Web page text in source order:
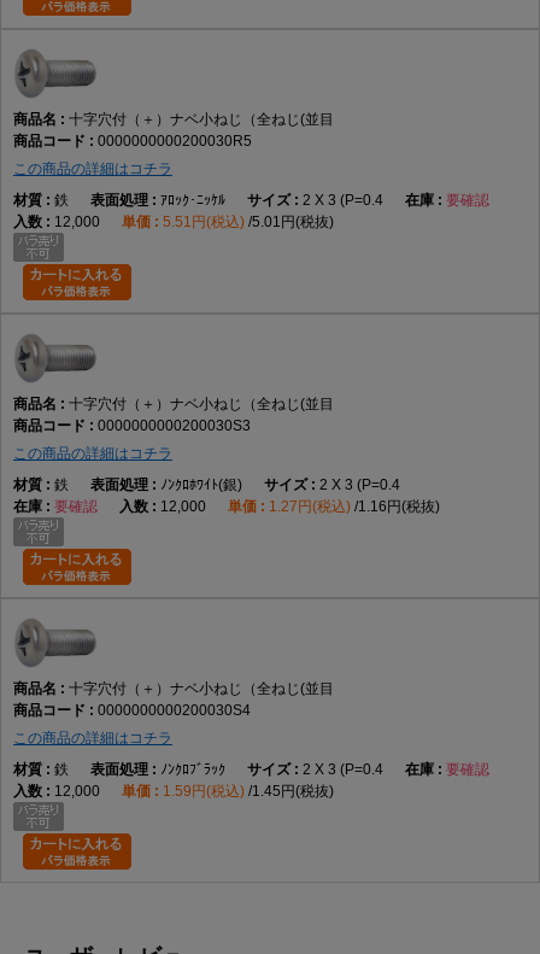
十字穴付（＋）ナベ小ねじ（全ねじ(並目
0000000000200030R5
この商品の詳細はコチラ
鉄
ｱﾛｯｸ･ﾆｯｹﾙ 2 X 3 (P=0.4
要確認
12,000
5.51円(税込) 5.01円(税抜)
十字穴付（＋）ナベ小ねじ（全ねじ(並目
0000000000200030S3
この商品の詳細はコチラ
鉄
ﾉﾝｸﾛﾎﾜｲﾄ(銀)
2 X 3 (P=0.4
要確認
12,000 1.27円(税込) 1.16円(税抜)
十字穴付（＋）ナベ小ねじ（全ねじ(並目
0000000000200030S4
この商品の詳細はコチラ
鉄
ﾉﾝｸﾛﾌﾞﾗｯｸ 2 X 3 (P=0.4
要確認
12,000
1.59円(税込) 1.45円(税抜)